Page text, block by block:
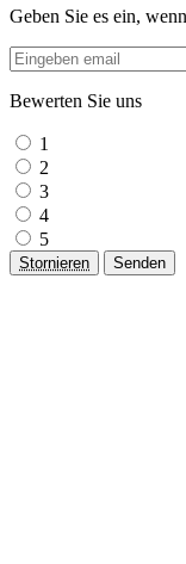
Geben Sie es ein,
Bewerten Sie uns
1
2
3
4
5
Stornieren Senden